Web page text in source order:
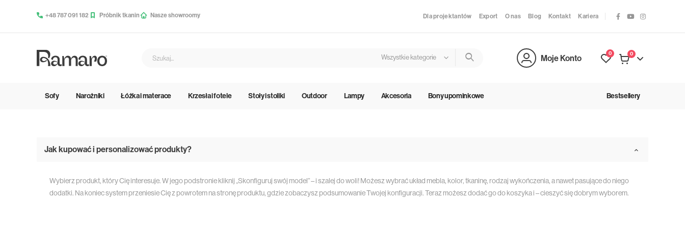
+48 787 091 182 Próbnik tkanin Nasze showroomy Dla projektantów Export O nas Blog Kontakt Kariera
Wszystkie kategorie Moje Konto 0 0
Sofy Narożniki Łóżka i materace Krzesła i fotele Stoły i stoliki Outdoor Lampy Akcesoria Bony upominkowe Bestsellery
Jak kupować i personalizować produkty?
Wybierz produkt, który Cię interesuje. W jego podstronie kliknij „Skonfiguruj swój model” – i szalej do woli! Możesz wybrać układ mebla, kolor, tkaninę, rodzaj wykończenia, a nawet pasujące do niego
dodatki. Na koniec system przeniesie Cię z powrotem na stronę produktu, gdzie zobaczysz podsumowanie Twojej konfiguracji. Teraz możesz dodać go do koszyka i – cieszyć się dobrym wyborem.